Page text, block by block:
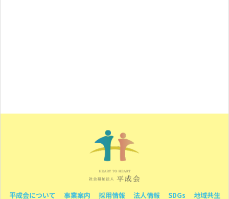
平成会について 事業案内 採用情報 法人情報 SDGs 地域共生